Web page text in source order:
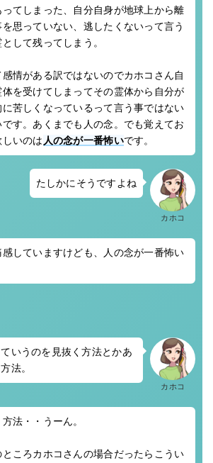
ってしまった、自分自身が地球上から離
を思っていない、逃したくないって言う
して残ってしまう。
感情がある訳ではないのでカホコさん自
体を受けてしまってその霊体から自分が
に苦しくなっているって言う事ではない
です。あくまでも人の念。でも覚えてお
しいのは 人の念が一番怖いです。
カホコ
たしかにそうですよね
感していますけども、人の念が一番怖い
カホコ
いうのを見抜く方法とかあ
法。
方法・・うーん。
ところカホコさんの場合だったらこうい